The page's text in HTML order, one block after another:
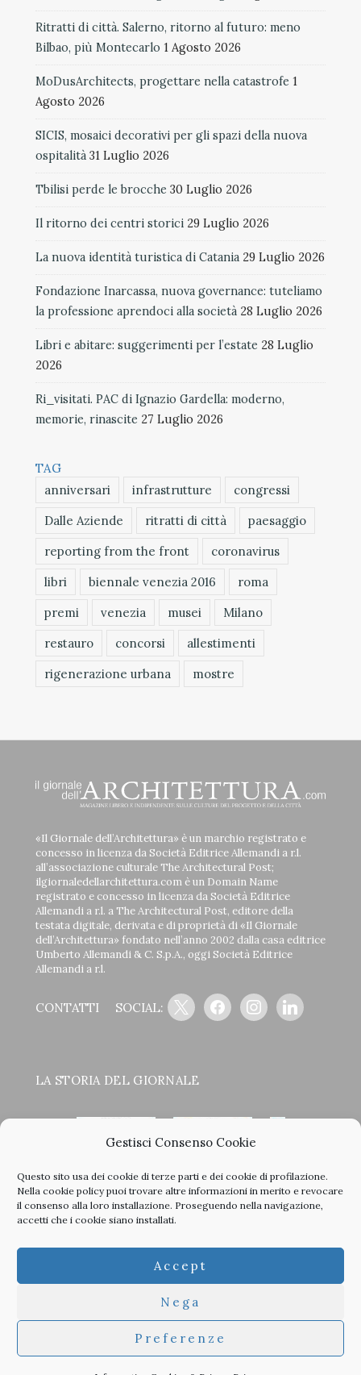
Gestisci Consenso Cookie
Questo sito usa dei cookie di terze parti e dei cookie di profilazione.
Nella cookie policypuoi trovare altre informazioni in merito e revocare
il consenso alla loro installazione. Proseguendo nella navigazione,
accetti che i cookie siano installati.
Accept
Nega
Preferenze
Ritratti di città. Salerno, ritorno al futuro: meno
Bilbao, più Montecarlo 1 Agosto 2026
MoDusArchitects, progettare nella catastrofe 1
Agosto 2026
SICIS, mosaici decorativi per gli spazi della nuova
ospitalità 31 Luglio 2026
Tbilisi perde le brocche 30 Luglio 2026
Il ritorno dei centri storici 29 Luglio 2026
La nuova identità turistica di Catania 29 Luglio 2026
Fondazione Inarcassa, nuova governance: tuteliamo
la professione aprendoci alla società 28 Luglio 2026
Libri e abitare: suggerimenti per l’estate 28 Luglio
2026
Ri_visitati. PAC di Ignazio Gardella: moderno,
memorie, rinascite 27 Luglio 2026
TAG
anniversari
infrastrutture
congressi
Dalle Aziende
ritratti di città
paesaggio
reporting from the front
coronavirus
libri
biennale venezia 2016
roma
premi
venezia musei
Milano
restauro
concorsi
allestimenti
rigenerazione urbana
mostre
«Il Giornale dell’Architettura» è un marchio registrato e
concesso in licenza da Società Editrice Allemandi a r.l.
all’associazione culturale The Architectural Post;
ilgiornaledellarchitettura.com è un Domain Name
registrato e concesso in licenza da Società Editrice
Allemandi a r.l. a The Architectural Post, editore della
testata digitale, derivata e di proprietà di «Il Giornale
dell’Architettura» fondato nell’anno 2002 dalla casa editrice
Umberto Allemandi & C. S.p.A., oggi Società Editrice
Allemandi a r.l.
CONTATTI SOCIAL:
x facebookinstagramlinkedin
LA STORIA DEL GIORNALE
< >
tutti i nostri vecchi numeri in PDF.
© 2026 TheArchitecturalPost -Privacy -
Developed byStudioata